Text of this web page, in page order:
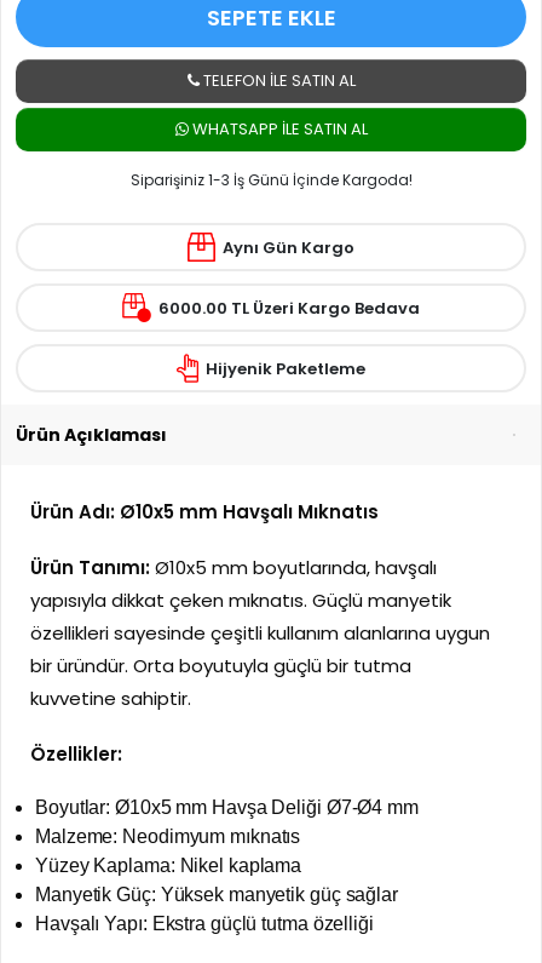
SEPETE EKLE
TELEFON İLE SATIN AL
WHATSAPP ILE SATIN AL
Siparişiniz 1-3 İş Günü İçinde Kargoda!
Aynı Gün Kargo
6000.00 TL Üzeri Kargo Bedava
Hijyenik Paketleme
Ürün Açıklaması
Ürün Adı: Ø10x5 mm Havşalı Mıknatıs
Ürün Tanımı:Ø10x5 mm boyutlarında, havşalı
yapısıyla dikkat çeken mıknatıs. Güçlü manyetik
özellikleri sayesinde çeşitli kullanım alanlarına uygun
bir üründür. Orta boyutuyla güçlü bir tutma
kuvvetine sahiptir.
Özellikler:
Boyutlar: Ø10x5 mm Havşa Deliği Ø7-Ø4 mm
Malzeme: Neodimyum mıknatıs
Yüzey Kaplama: Nikel kaplama
Manyetik Güç: Yüksek manyetik güç sağlar
Havşalı Yapı: Ekstra güçlü tutma özelliği